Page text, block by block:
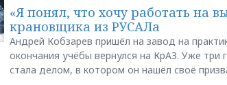
«Я понял, что хочу работать на
крановщика из РУСАЛа
Андрей Кобзарев пришёл на завод на
окончания учёбы вернулся на КрАЗ. Уже
стала делом, в котором он нашёл своё